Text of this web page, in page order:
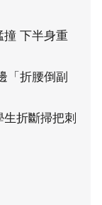
撞 下半身重
「折腰倒副
折斷掃把刺